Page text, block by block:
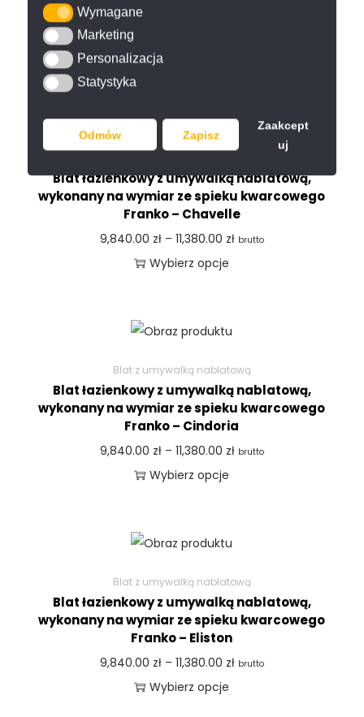
WymaganeWymagane
MarketingMarketing
Personalizacja
Personalizacja
StatystykaStatystyka
Odmów Zapisz
Zaakcept
uj
8,000.00
Wybierz opcje
Blat łazienkowy z umywalką nablatową,
wykonany na wymiar ze spieku kwarcowego
Franko – Chavelle
9,840.00 zł – 11,380.00 zł brutto
Wybierz opcje
Blat z umywalką nablatową
Blat łazienkowy z umywalką nablatową,
wykonany na wymiar ze spieku kwarcowego
Franko – Cindoria
9,840.00 zł – 11,380.00 zł brutto
Wybierz opcje
Blat z umywalką nablatową
Blat łazienkowy z umywalką nablatową,
wykonany na wymiar ze spieku kwarcowego
Franko – Eliston
9,840.00 zł – 11,380.00 zł brutto
Wybierz opcje